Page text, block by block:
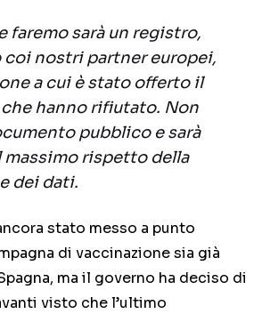
faremo sarà un registro,
nostri partner europei,
a cui è stato offerto il
hanno rifiutato. Non
pubblico e sarà
rispetto della
dei dati.
stato messo a punto
di vaccinazione sia già
ma il governo ha deciso di
visto che l’ultimo